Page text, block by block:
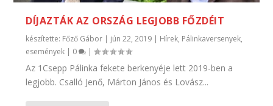
DÍJAZTÁK AZ ORSZÁG LEGJOBB FŐZDÉIT
készítette: Főző Gábor | jún 22, 2019 | Hírek, Pálinkaversenyek,
események | 0 |
Az 1Csepp Pálinka fekete berkenyéje lett 2019-ben a
legjobb. Csalló Jenő, Márton János és Lovász...